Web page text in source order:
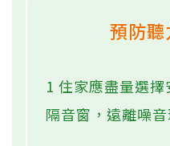
預防
1 住家應盡量選
隔音窗，遠離噪音